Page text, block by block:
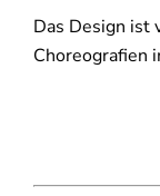
Das Design ist
Choreografien